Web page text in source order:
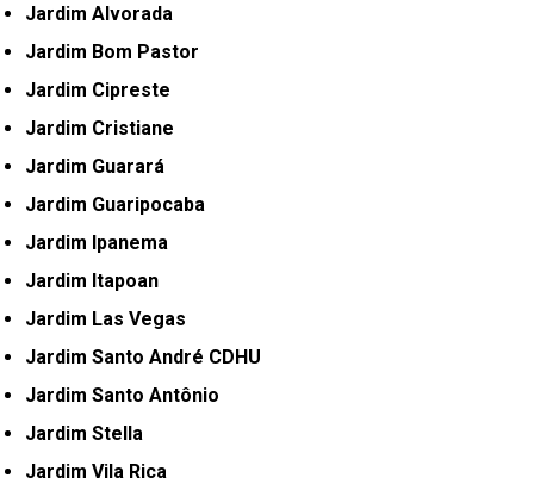
Jardim Alvorada
Jardim Bom Pastor
Jardim Cipreste
Jardim Cristiane
Jardim Guarará
Jardim Guaripocaba
Jardim Ipanema
Jardim Itapoan
Jardim Las Vegas
Jardim Santo André CDHU
Jardim Santo Antônio
Jardim Stella
Jardim Vila Rica